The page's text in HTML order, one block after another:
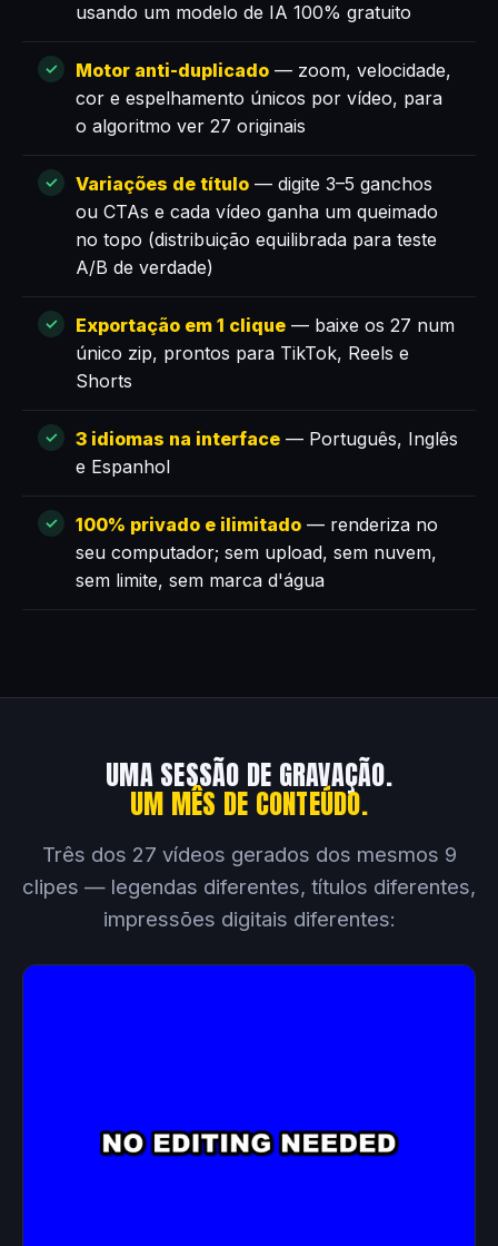
usando um modelo de IA 100% gratuito
Motor anti-duplicado — zoom, velocidade,
cor e espelhamento únicos por vídeo, para
o algoritmo ver 27 originais
Variações de título — digite 3–5 ganchos
ou CTAs e cada vídeo ganha um queimado
no topo (distribuição equilibrada para teste
A/B de verdade)
Exportação em 1 clique — baixe os 27 num
único zip, prontos para TikTok, Reels e
Shorts
3 idiomas na interface — Português, Inglês
e Espanhol
100% privado e ilimitado — renderiza no
seu computador; sem upload, sem nuvem,
sem limite, sem marca d'água
UMA SESSÃO DE GRAVAÇÃO.
UM MÊS DE CONTEÚDO.
Três dos 27 vídeos gerados dos mesmos 9
clipes — legendas diferentes, títulos diferentes,
impressões digitais diferentes: